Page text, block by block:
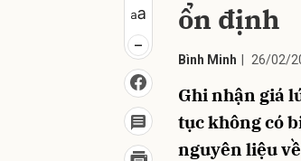
ổn định
Bình Minh 26/02/
Ghi nhận giá
tục không có
nguyên liệu